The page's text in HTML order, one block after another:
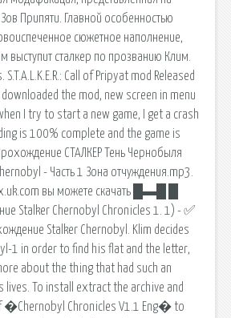
Припяти. Главной особенностью
сюжетное наполнение,
выступит сталкер по прозванию Клим.
Call of Pripyat mod Released
the mod, new screen in menu
I try to start a new game, I get a crash
is 100% complete and the game is
СТАЛКЕР Тень Чернобыля
- Часть 1 Зона отчуждения.mp3.
вы можете скачать █▬█ █
Stalker Chernobyl Chronicles 1. 1) - ✅
Stalker Chernobyl. Klim decides
1 in order to find his flat and the letter,
about the thing that had such an
lives. To install extract the archive and
�Chernobyl Chronicles V1.1 Eng� to